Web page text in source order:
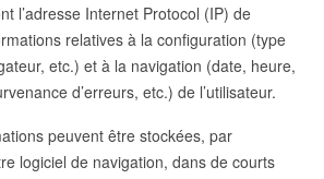
l’adresse Internet Protocol (IP) de
relatives à la configuration (type
etc.) et à la navigation (date, heure,
d’erreurs, etc.) de l’utilisateur.
peuvent être stockées, par
logiciel de navigation, dans de courts